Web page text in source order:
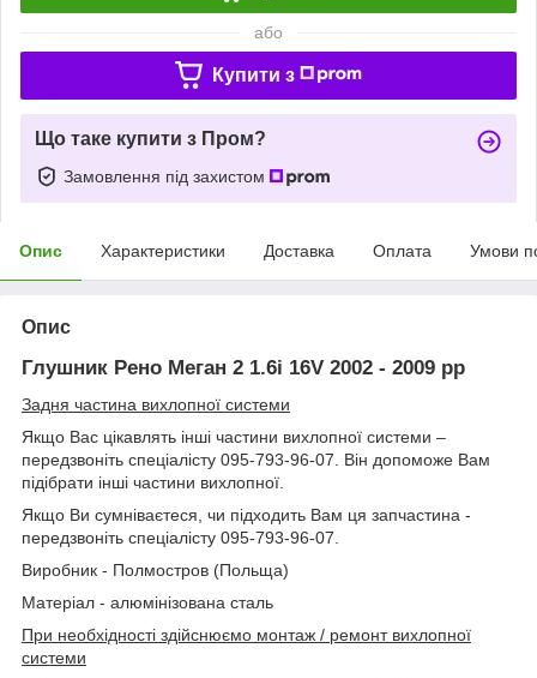
або
Купити з
Що таке купити з Пром?
Замовлення під захистом
Опис Характеристики Доставка Оплата Умови
Опис
Глушник Рено Меган 2 1.6i 16V 2002 - 2009 рр
Задня частина вихлопної системи
Якщо Вас цікавлять інші частини вихлопної системи –
передзвоніть спеціалісту 095-793-96-07. Він допоможе Вам
підібрати інші частини вихлопної.
Якщо Ви сумніваєтеся, чи підходить Вам ця запчастина -
передзвоніть спеціалісту 095-793-96-07.
Виробник - Полмостров (Польща)
Матеріал - алюмінізована сталь
При необхідності здійснюємо монтаж / ремонт вихлопної
системи